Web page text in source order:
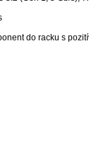
do racku s